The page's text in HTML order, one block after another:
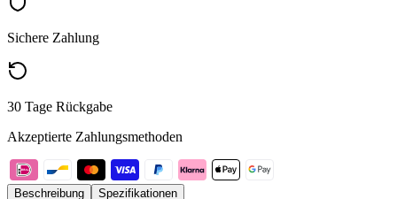
Sichere Zahlung
30 Tage Rückgabe
Akzeptierte Zahlungsmethoden
Beschreibung Spezifikationen